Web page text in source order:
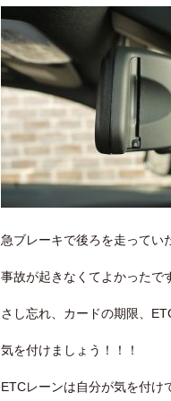
急ブレーキで後ろを走ってい
事故が起きなくてよかったで
さし忘れ、カードの期限、
気を付けましょう！！！
ETCレーンは自分が気を付け